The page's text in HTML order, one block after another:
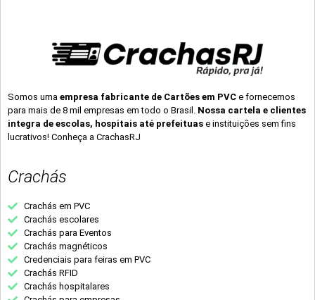
Somos uma empresa fabricante de Cartões em PVC e fornecemos
para mais de 8 mil empresas em todo o Brasil. Nossa cartela e clientes
integra de escolas, hospitais até prefeituas e instituições sem fins
lucrativos! Conheça a CrachasRJ
Crachás
Crachás em PVC
Crachás escolares
Crachás para Eventos
Crachás magnéticos
Credenciais para feiras em PVC
Crachás RFID
Crachás hospitalares